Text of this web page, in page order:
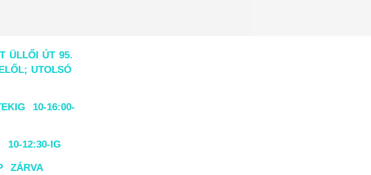
ÜLLŐI ÚT 95.
UTOLSÓ
10-16:00-
IG